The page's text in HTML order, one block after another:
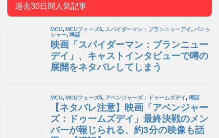
過去30日間人気記事